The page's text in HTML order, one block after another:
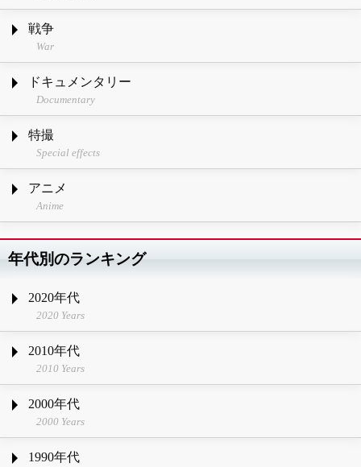
戦争
War
ドキュメンタリー
Documentary
特撮
Special effects
アニメ
Anime
年代別のランキング
2020年代
2020 Years
2010年代
2010 Years
2000年代
2000 Years
1990年代